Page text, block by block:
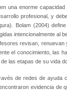
una enorme
profesional, y
Bolam (2004)
intencionalmente al
revisan,
el conocimiento, las
las etapas de su vida
de redes de ayu­da
evidencia de